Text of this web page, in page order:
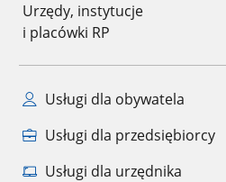
Urzędy, instytucje
i placówki RP
Usługi dla obywatela
Usługi dla przedsiębiorcy
Usługi dla urzędnika